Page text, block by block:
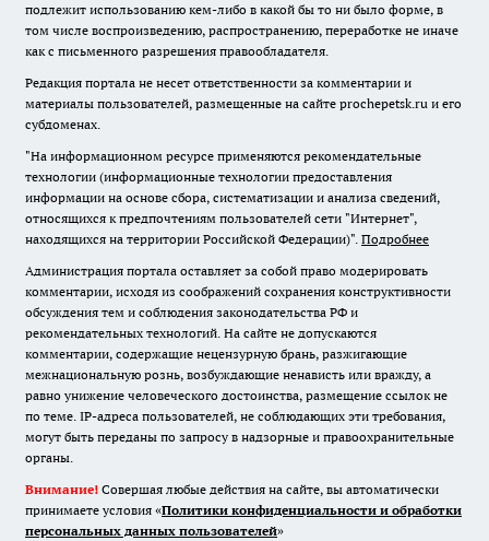
подлежит использованию кем-либо в какой бы то ни было форме, в
том числе воспроизведению, распространению, переработке не иначе
как с письменного разрешения правообладателя.
Редакция портала не несет ответственности за комментарии и
материалы пользователей, размещенные на сайте prochepetsk.ru и его
субдоменах.
"На информационном ресурсе применяются рекомендательные
технологии (информационные технологии предоставления
информации на основе сбора, систематизации и анализа сведений,
относящихся к предпочтениям пользователей сети "Интернет",
находящихся на территории Российской Федерации)". Подробнее
Администрация портала оставляет за собой право модерировать
комментарии, исходя из соображений сохранения конструктивности
обсуждения тем и соблюдения законодательства РФ и
рекомендательных технологий. На сайте не допускаются
комментарии, содержащие нецензурную брань, разжигающие
межнациональную рознь, возбуждающие ненависть или вражду, а
равно унижение человеческого достоинства, размещение ссылок не
по теме. IP-адреса пользователей, не соблюдающих эти требования,
могут быть переданы по запросу в надзорные и правоохранительные
органы.
Внимание! Совершая любые действия на сайте, вы автоматически
принимаете условия «Политики конфиденциальности и обработки
персональных данных пользователей»